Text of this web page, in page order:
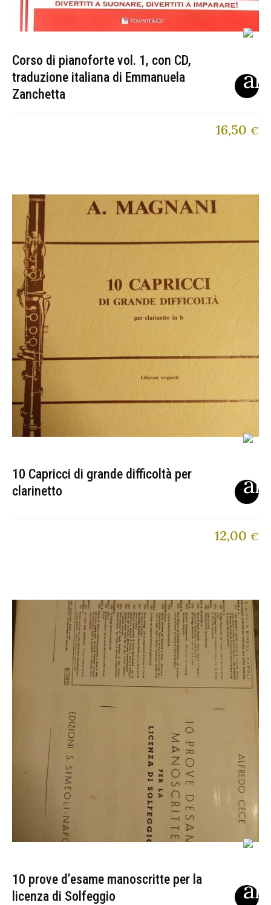
Corso di pianoforte vol. 1, con CD,
traduzione italiana di Emmanuela
Zanchetta
16,50 €
10 Capricci di grande difficoltà per
clarinetto
12,00 €
10 prove d’esame manoscritte per la
licenza di Solfeggio